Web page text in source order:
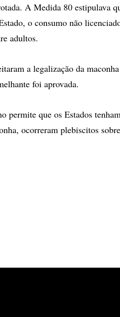
A Medida 80 estipulava
o consumo não
adultos.
a legalização da
foi aprovada.
permite que os Estados
ocorreram plebiscitos